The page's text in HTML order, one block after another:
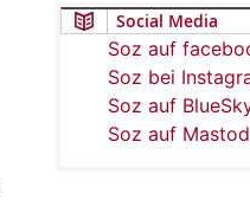
Social Media
Soz auf
Soz bei
Soz auf
Soz auf